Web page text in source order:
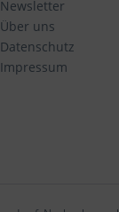
Newsletter
Über uns
Datenschutz
Impressum